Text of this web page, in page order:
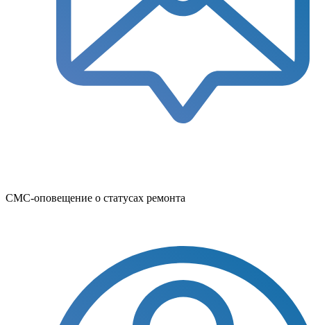
СМС-оповещение о статусах ремонта